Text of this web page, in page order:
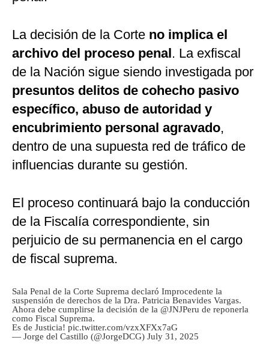
La decisión de la Corte no implica el
archivo del proceso penal. La exfiscal
de la Nación sigue siendo investigada por
presuntos delitos de cohecho pasivo
específico, abuso de autoridad y
encubrimiento personal agravado,
dentro de una supuesta red de tráfico de
influencias durante su gestión.
El proceso continuará bajo la conducción
de la Fiscalía correspondiente, sin
perjuicio de su permanencia en el cargo
de fiscal suprema.
Sala Penal de la Corte Suprema declaró Improcedente la
suspensión de derechos de la Dra. Patricia Benavides Vargas.
Ahora debe cumplirse la decisión de la @JNJPeru de reponerla
como Fiscal Suprema.
Es de Justicia! pic.twitter.com/vzxXFXx7aG
— Jorge del Castillo (@JorgeDCG) July 31, 2025